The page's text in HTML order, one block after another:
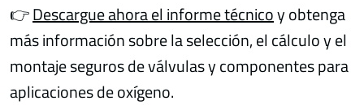
👉Descargue ahora el informe técnicoy obtenga
más información sobre la selección, el cálculo y el
montaje seguros de válvulas y componentes para
aplicaciones de oxígeno.